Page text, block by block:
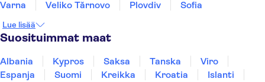
Varna Veliko Tărnovo Plovdiv Sofia
Lue lisää
Suosituimmat maat
Albania Kypros Saksa Tanska
Viro
Espanja
Suomi Kreikka Kroatia
Islanti